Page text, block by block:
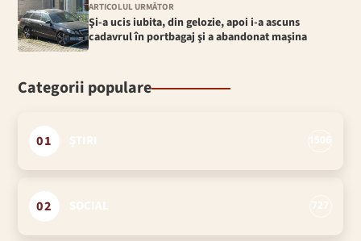
ARTICOLUL URMĂTOR
Şi-a ucis iubita, din gelozie, apoi i-a ascuns
cadavrul în portbagaj şi a abandonat maşina
Categorii populare
01
02